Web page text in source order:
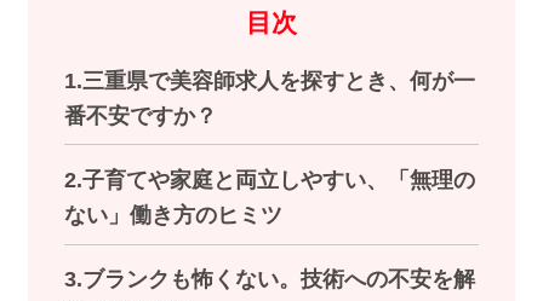
目次
1.三重県で美容師求人を探すとき、何が一
番不安ですか？
2.子育てや家庭と両立しやすい、「無理の
ない」働き方のヒミツ
3.ブランクも怖くない。技術への不安を解